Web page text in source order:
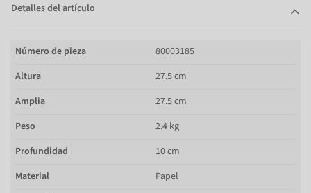
Detalles del artículo
Número de pieza
80003185
Altura
27.5 cm
Amplia
27.5 cm
Peso
2.4 kg
Profundidad
10 cm
Material
Papel